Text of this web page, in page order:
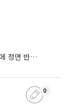
금융위, ‘한국 증시 투자 부적격’ 블룸버그에 정면 반박…“근거 불분명”
0